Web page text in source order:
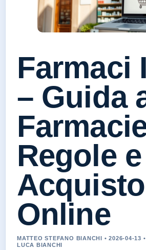
Farmaci
– Guida
Regole e
Acquisto
Online
MATTEO STEFANO BIANCHI • 2026-04-13
LUCA BIANCHI